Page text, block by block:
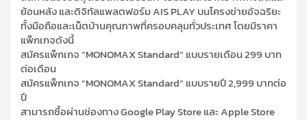
ย้อนหลัง และดิจิทัลแพลตฟอร์ม AIS PLAY บนโครงข่ายอัจฉริยะ
ทั้งมือถือและเน็ตบ้านคุณภาพที่ครอบคลุมทั่วประเทศ โดยมีราคา
แพ็กเกจดังนี้
สมัครแพ็กเกจ “MONOMAX Standard” แบบรายเดือน 299 บาท
ต่อเดือน
สมัครแพ็กเกจ “MONOMAX Standard” แบบรายปี 2,999 บาทต่อ
ปี
สามารถซื้อผ่านช่องทาง Google Play Store และ Apple Store